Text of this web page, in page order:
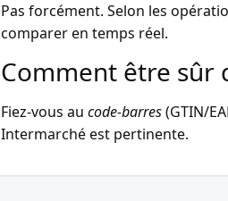
Pas forcément. Selon les
comparer en temps réel.
Comment être sûr
Fiez-vous au code-barres(GTIN/
Intermarché est pertinente.